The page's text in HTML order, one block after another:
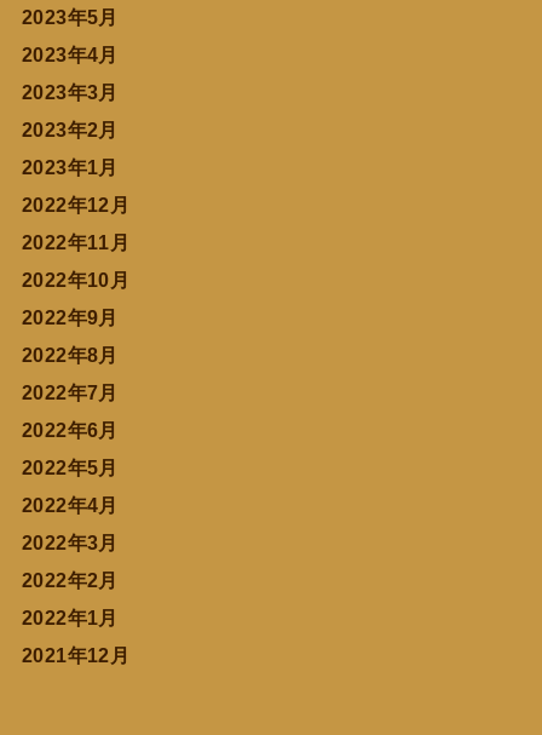
2023年5月
2023年4月
2023年3月
2023年2月
2023年1月
2022年12月
2022年11月
2022年10月
2022年9月
2022年8月
2022年7月
2022年6月
2022年5月
2022年4月
2022年3月
2022年2月
2022年1月
2021年12月